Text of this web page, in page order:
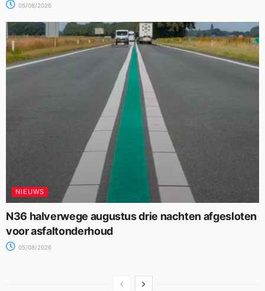
05/08/2026
NIEUWS
N36 halverwege augustus drie nachten afgesloten
voor asfaltonderhoud
05/08/2026